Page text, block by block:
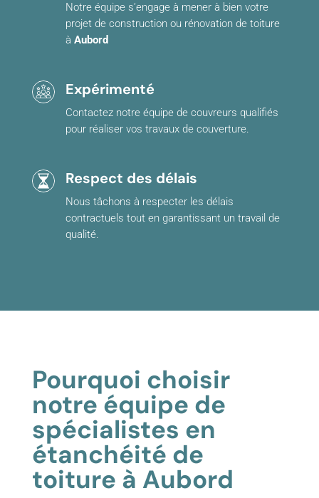
Notre équipe s’engage à mener à bien votre
projet de construction ou rénovation de toiture
à Aubord
Expérimenté
Contactez notre équipe de couvreurs qualifiés
pour réaliser vos travaux de couverture.
Respect des délais
Nous tâchons à respecter les délais
contractuels tout en garantissant un travail de
qualité.
Pourquoi choisir
notre équipe de
spécialistes en
étanchéité de
toiture à Aubord